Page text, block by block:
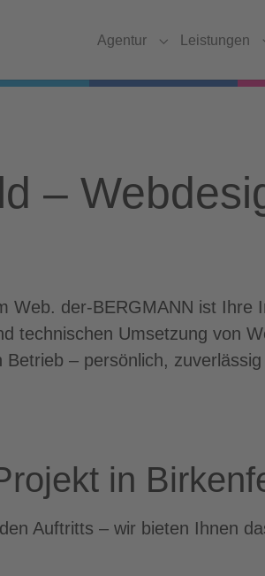
Agentur
Submenu for
Leistungen
–
Web. der-BERGMANN ist Ihre
technischen Umsetzung von
– persönlich,
in
Auftritts – wir bieten Ihnen